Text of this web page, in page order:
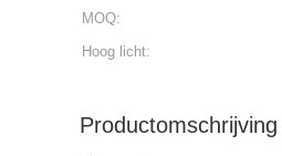
MOQ:
Hoog licht:
Productomschrijving